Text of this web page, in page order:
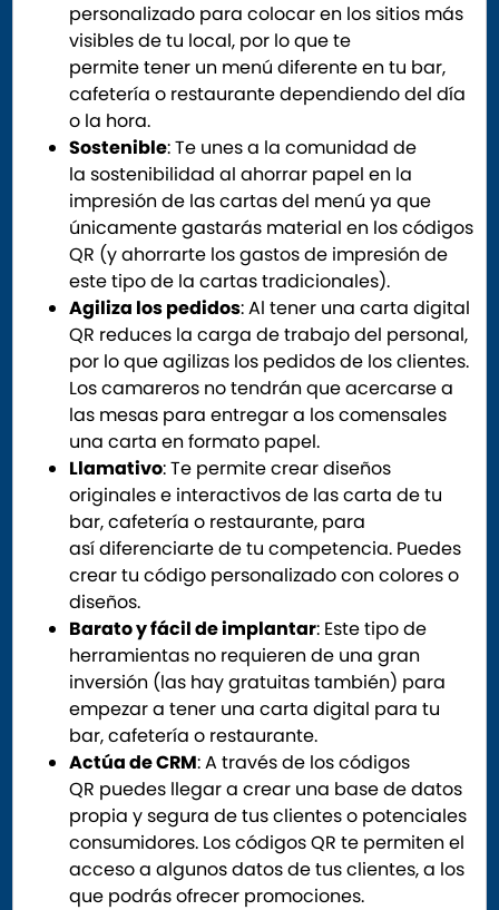
personalizado para colocar en los sitios más
visibles de tu local, por lo que te
permite tener un menú diferente en tu bar,
cafetería o restaurante dependiendo del día
o la hora.
Sostenible: Te unes a la comunidad de
la sostenibilidad al ahorrar papel en la
impresión de las cartas del menú ya que
únicamente gastarás material en los códigos
QR (y ahorrarte los gastos de impresión de
este tipo de la cartas tradicionales).
Agiliza los pedidos: Al tener una carta digital
QR reduces la carga de trabajo del personal,
por lo que agilizas los pedidos de los clientes.
Los camareros no tendrán que acercarse a
las mesas para entregar a los comensales
una carta en formato papel.
Llamativo: Te permite crear diseños
originales e interactivos de las carta de tu
bar, cafetería o restaurante, para
así diferenciarte de tu competencia. Puedes
crear tu código personalizado con colores o
diseños.
Barato y fácil de implantar: Este tipo de
herramientas no requieren de una gran
inversión (las hay gratuitas también) para
empezar a tener una carta digital para tu
bar, cafetería o restaurante.
Actúa de CRM: A través de los códigos
QR puedes llegar a crear una base de datos
propia y segura de tus clientes o potenciales
consumidores. Los códigos QR te permiten el
acceso a algunos datos de tus clientes, a los
que podrás ofrecer promociones.